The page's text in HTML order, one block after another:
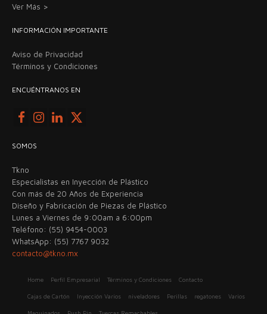
Ver Más >
INFORMACIÓN IMPORTANTE
Aviso de Privacidad
Términos y Condiciones
ENCUÉNTRANOS EN
SOMOS
Tkno
Especialistas en Inyección de Plástico
Con más de 20 Años de Experiencia
Diseño y Fabricación de Piezas de Plástico
Lunes a Viernes de 9:00am a 6:00pm
Teléfono: (55) 9454-0003
WhatsApp: (55) 7767 9032
contacto@tkno.mx
Home Perfil Empresarial Términos y Condiciones Contacto
Cajas de Cartón Inyección Varios niveladores Perillas regatones Varios